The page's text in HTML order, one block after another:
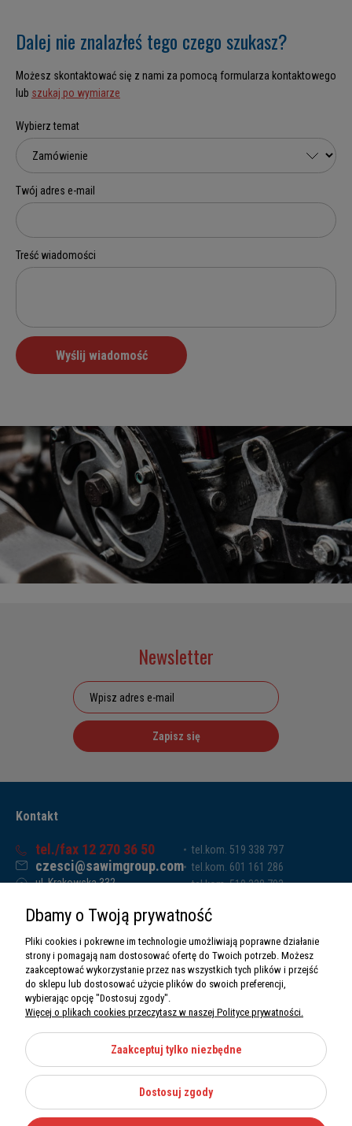
Dalej nie znalazłeś tego czego szukasz?
Możesz skontaktować się z nami za pomocą formularza kontaktowego
lub szukaj po wymiarze
Newsletter
Zapisz się
Kontakt
tel./fax 12 270 36 50
czesci@sawimgroup.com
ul. Krakowska 332,
Sawim Group Mariusz Zdyb sp. k.
NIP: 5130284470
REGON: 5246591010
tel.kom. 519 338 797
tel.kom. 601 161 286
tel.kom. 519 338 793
O nas
Informacje
Moje konto
Kategorie
Dbamy o Twoją prywatność
Pliki cookies i pokrewne im technologie umożliwiają poprawne działanie
strony i pomagają nam dostosować ofertę do Twoich potrzeb. Możesz
zaakceptować wykorzystanie przez nas wszystkich tych plików i przejść
do sklepu lub dostosować użycie plików do swoich preferencji,
wybierając opcję "Dostosuj zgody".
Więcej o plikach cookies przeczytasz w naszej Polityce prywatności.
Zaakceptuj tylko niezbędne
Dostosuj zgody